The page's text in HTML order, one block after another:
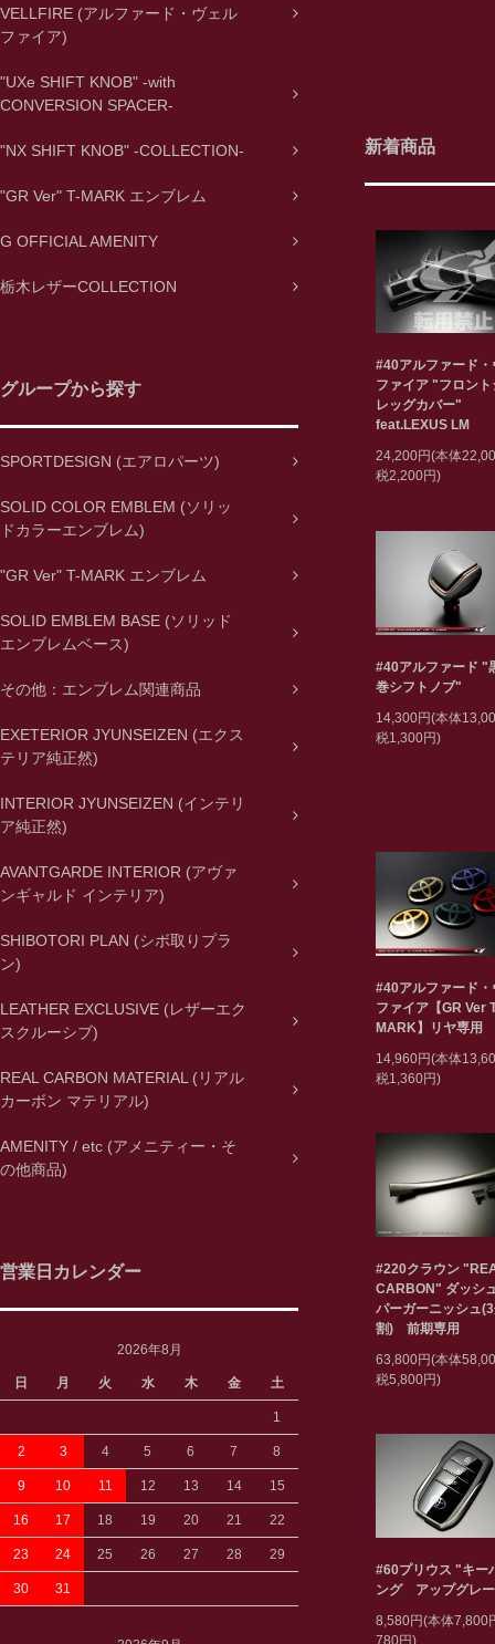
VELLFIRE (アルファード・ヴェル
ファイア)
"UXe SHIFT KNOB" -with
CONVERSION SPACER-
"NX SHIFT KNOB" -COLLECTION-
"GR Ver" T-MARK エンブレム
G OFFICIAL AMENITY
栃木レザーCOLLECTION
グループから探す
SPORTDESIGN (エアロパーツ)
SOLID COLOR EMBLEM (ソリッ
ドカラーエンブレム)
"GR Ver" T-MARK エンブレム
SOLID EMBLEM BASE (ソリッド
エンブレムベース)
その他：エンブレム関連商品
EXETERIOR JYUNSEIZEN (エクス
テリア純正然)
INTERIOR JYUNSEIZEN (インテリ
ア純正然)
AVANTGARDE INTERIOR (アヴァ
ンギャルド インテリア)
SHIBOTORI PLAN (シボ取りプラ
ン)
LEATHER EXCLUSIVE (レザーエク
スクルーシブ)
REAL CARBON MATERIAL (リアル
カーボン マテリアル)
AMENITY / etc (アメニティー・そ
の他商品)
営業日カレンダー
2026年8月
日 月 火 水 木 金 土
1
2 3 4 5 6 7 8
9 10 11 12 13 14 15
16 17 18 19 20 21 22
23 24 25 26 27 28 29
30 31
新着商品
#40アルファード・
ファイア "フロント
レッグカバー"
feat.LEXUS LM
24,200円(本体
税2,200円)
#40アルファード "
巻シフトノブ"
14,300円(本体
税1,300円)
#40アルファード・
ファイア【GR Ver
MARK】リヤ専用
14,960円(本体
税1,360円)
#220クラウン
CARBON" ダッシ
パーガーニッシュ
割) 前期専用
63,800円(本体
税5,800円)
#60プリウス "キー
ング アップグレ
8,580円(本体7,800
780円)